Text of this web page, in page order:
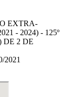
EXTRA-
- 2024) - 125º
DE 2 DE
2021